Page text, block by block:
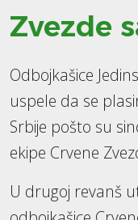
Zvezde
Odbojkašice
uspele da se
Srbije pošto su
ekipe Crvene
U drugoj revanš